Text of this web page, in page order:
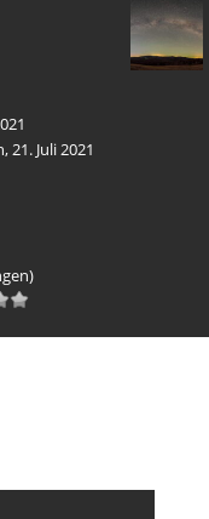
21. Juli 2021